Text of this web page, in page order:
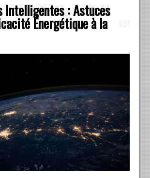
Intelligentes : Astuces
Énergétique à la